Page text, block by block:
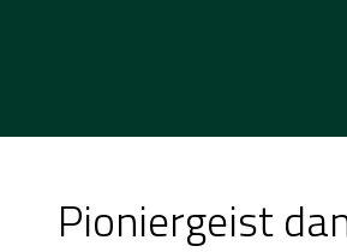
Pioniergeist